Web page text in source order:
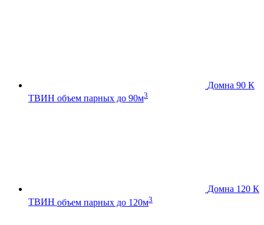
Домна 90 К
ТВИН объем парных до 90м3
Домна 120 К
ТВИН объем парных до 120м3